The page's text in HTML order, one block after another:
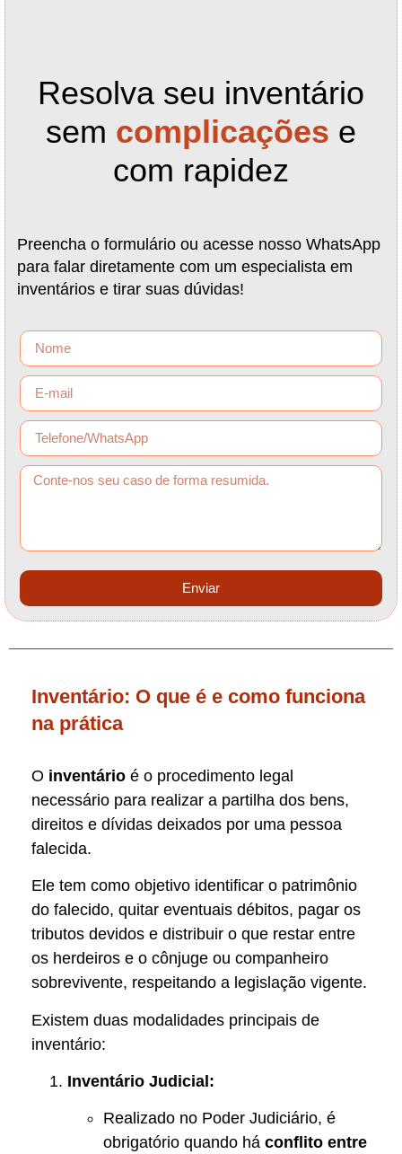
Resolva seu inventário
sem complicações e
com rapidez
Preencha o formulário ou acesse nosso WhatsApp
para falar diretamente com um especialista em
inventários e tirar suas dúvidas!
Enviar
Inventário: O que é e como funciona
na prática
O inventário é o procedimento legal
necessário para realizar a partilha dos bens,
direitos e dívidas deixados por uma pessoa
falecida.
Ele tem como objetivo identificar o patrimônio
do falecido, quitar eventuais débitos, pagar os
tributos devidos e distribuir o que restar entre
os herdeiros e o cônjuge ou companheiro
sobrevivente, respeitando a legislação vigente.
Existem duas modalidades principais de
inventário:
Inventário Judicial:
Realizado no Poder Judiciário, é
obrigatório quando há conflito entre